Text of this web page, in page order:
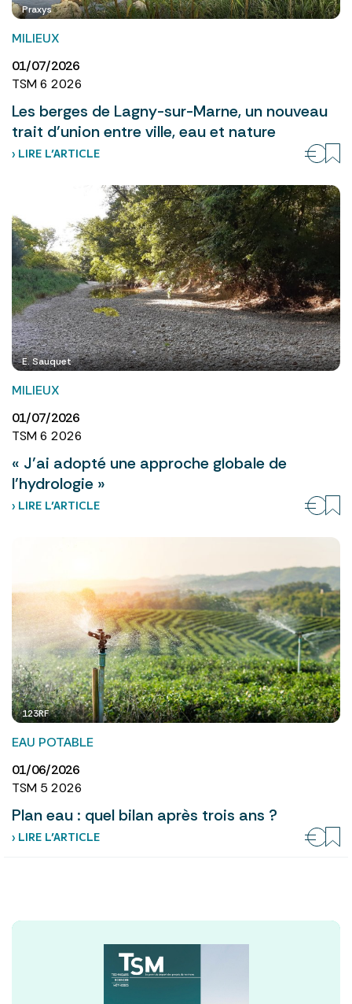
Praxys
MILIEUX
01/07/2026
TSM 6 2026
Les berges de Lagny-sur-Marne, un nouveau
trait d’union entre ville, eau et nature
› LIRE L’ARTICLE
E. Sauquet
MILIEUX
01/07/2026
TSM 6 2026
« J’ai adopté une approche globale de
l’hydrologie »
› LIRE L’ARTICLE
123RF
EAU POTABLE
01/06/2026
TSM 5 2026
Plan eau : quel bilan après trois ans ?
› LIRE L’ARTICLE